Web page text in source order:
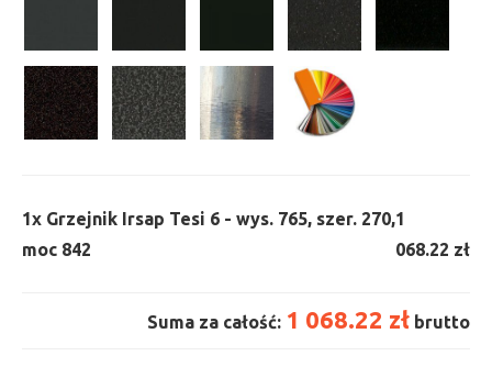
1x Grzejnik Irsap Tesi 6 - wys. 765, szer. 270,
moc 842
1
068.22 zł
Suma za całość: 1 068.22 zł brutto